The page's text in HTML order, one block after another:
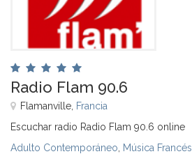
Radio Flam 90.6
Flamanville, Francia
Escuchar radio Radio Flam 90.6 online
Adulto Contemporáneo Música Francés